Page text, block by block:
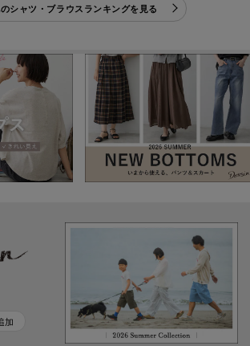
シャツ・ブラウスランキングを見る
加